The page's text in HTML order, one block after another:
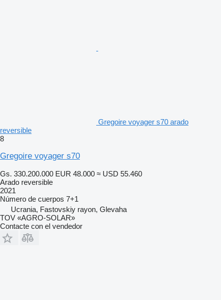
Gregoire voyager s70 arado
reversible
8
Gregoire voyager s70
Gs. 330.200.000 EUR 48.000 ≈ USD 55.460
Arado reversible
2021
Número de cuerpos 7+1
Ucrania, Fastovskiy rayon, Glevaha
TOV «AGRO-SOLAR»
Contacte con el vendedor